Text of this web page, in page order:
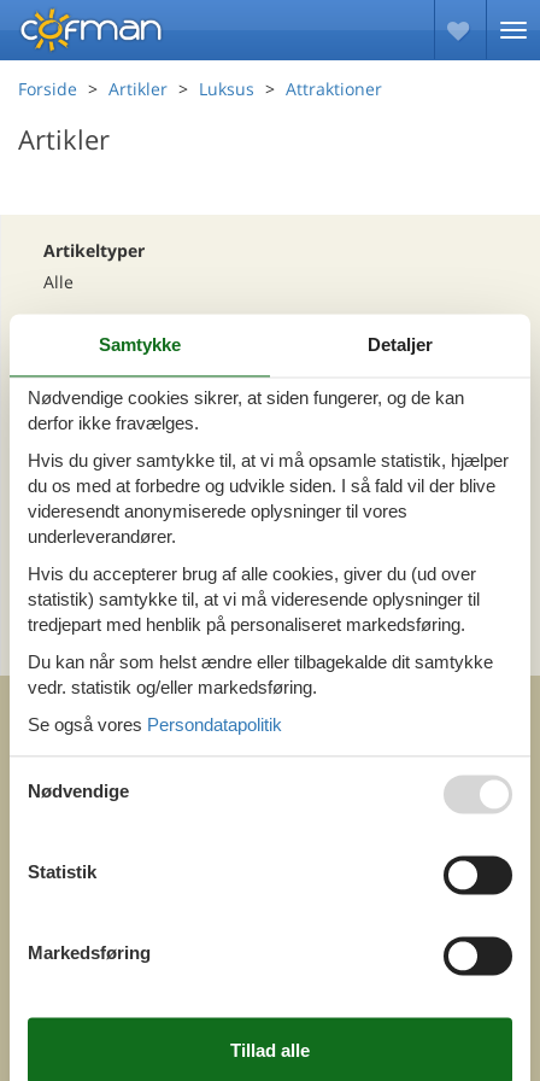
Forside Artikler Luksus Attraktioner
Artikler
Artikeltyper
Alle
Område
Alle
Tema
Alle
Luksus
Kategori
Alle
Attraktioner
(+45) 7877 0427
info@cofman.com
Samtykke Detaljer
Nødvendige cookies sikrer, at siden fungerer, og de kan
derfor ikke fravælges.
Hvis du giver samtykke til, at vi må opsamle statistik, hjælper
du os med at forbedre og udvikle siden. I så fald vil der blive
videresendt anonymiserede oplysninger til vores
underleverandører.
Hvis du accepterer brug af alle cookies, giver du (ud over
statistik) samtykke til, at vi må videresende oplysninger til
tredjepart med henblik på personaliseret markedsføring.
Du kan når som helst ændre eller tilbagekalde dit samtykke
vedr. statistik og/eller markedsføring.
Se også vores Persondatapolitik
Nødvendige
Statistik
Markedsføring